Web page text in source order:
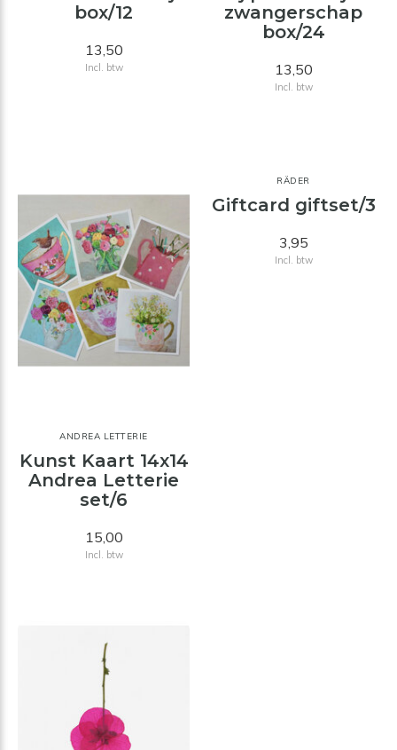
box/12
13,50
Incl. btw
zwangerschap
box/24
13,50
Incl. btw
ANDREA LETTERIE
Kunst Kaart 14x14
Andrea Letterie
set/6
15,00
Incl. btw
RÄDER
Giftcard giftset/3
3,95
Incl. btw